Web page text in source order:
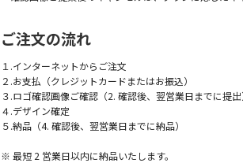
ご注文の流れ
１.インターネットからご注文
２.お支払（クレジットカードまたはお振込）
３.ロゴ確認画像ご確認（2. 確認後、翌営業日までに提出
４.デザイン確定
５.納品（4. 確認後、翌営業日までに納品）
※ 最短 2 営業日以内に納品いたします。